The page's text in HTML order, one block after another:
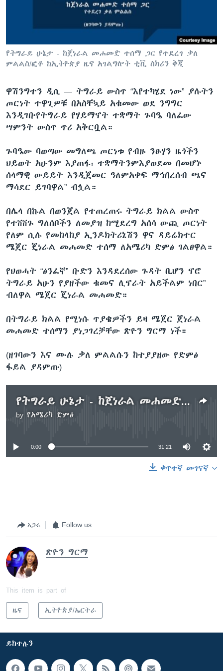
የትግራይ ሁኔታ - ከጀነራል መሐመድ ተሰማ ጋር የተደረገ ቃለ
ምልልስ/ፎቶ ከኢትዮጵያ ዜና አገልግሎት ቲቪ ስክሪን ቅጂ
ዋሽንግተን ዲሲ — ትግራይ ውስጥ “እየተካሄደ ነው” ያሉትን
ጦርነት ተዋጊዎቹ በአስቸኳይ አቁመው ወደ ንግግር
እንዲገቡየትግራይ የሃይማኖት ተቋማት ጉባዔ ባለፈው
ሣምንት ውስጥ ጥሪ አቅርቧል።
ጉባዔው ባወጣው መግለጫ ጦርነቱ የብዙ ንፁሃን ዜጎችን
ህይወት አሁንም እያጠፋ፣ ተቋማትንምእያወደመ በመሆኑ
ሰላማዊ ውይይት እንዲጀመር ዓለምአቀፍ ማኅበረሰብ ጫና
ማሳደር ይገባዋል” ብሏል።
በሌላ በኩል በወንጀል የተጠረጠሩ ትግራይ ክልል ውስጥ
የተሸሸጉ ግለሰቦችን ለመያዝ ከሚደረግ አሰሳ ውጪ ጦርነት
የለም ሲሉ የመከላከያ ኢንዶክትሪኔሽን ዋና ዳይሬክተር
ሜጀር ጄነራል መሐመድ ተሰማ ለአሜሪካ ድምፅ ገልፀዋል።
የህወሓት “ፅንፈኛ” ቡድን እንዳደረሰው ጉዳት ቢሆን ኖሮ
ትግራይ አሁን የያዘችው ቁመና ሊኖራት አይችልም ነበር”
ብለዋል ሜጀር ጄነራል መሐመድ።
በትግራይ ክልል የሚነሱ ጥያቄዎችን ይዛ ሜጀር ጀነራል
መሐመድ ተሰማን ያነጋገረቻቸው ጽዮን ግርማ ነች።
(ዘገባውን እና ሙሉ ቃለ ምልልሱን ከተያያዘው የድምፅ
ፋይል ያዳምጡ)
የትግራይ ሁኔታ - ከጀነራል መሐመድ ተሰማ ጋር የተደረገ ቃለ ምልልስ
by የአሜሪካ ድምፅ
No media source currently available
0:00 31:21
ቀጥተኛ መገናኛ
አጋሩ Follow us
ጽዮን ግርማ
This item is part of
ዜና ኢትዮጵያ/ኤርትራ
ይከተሉን